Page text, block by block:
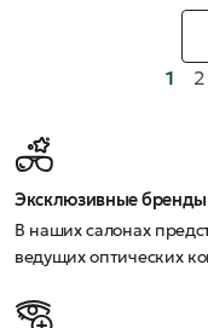
1
2
Эксклюзивные бренды
В наших салонах
ведущих оптических